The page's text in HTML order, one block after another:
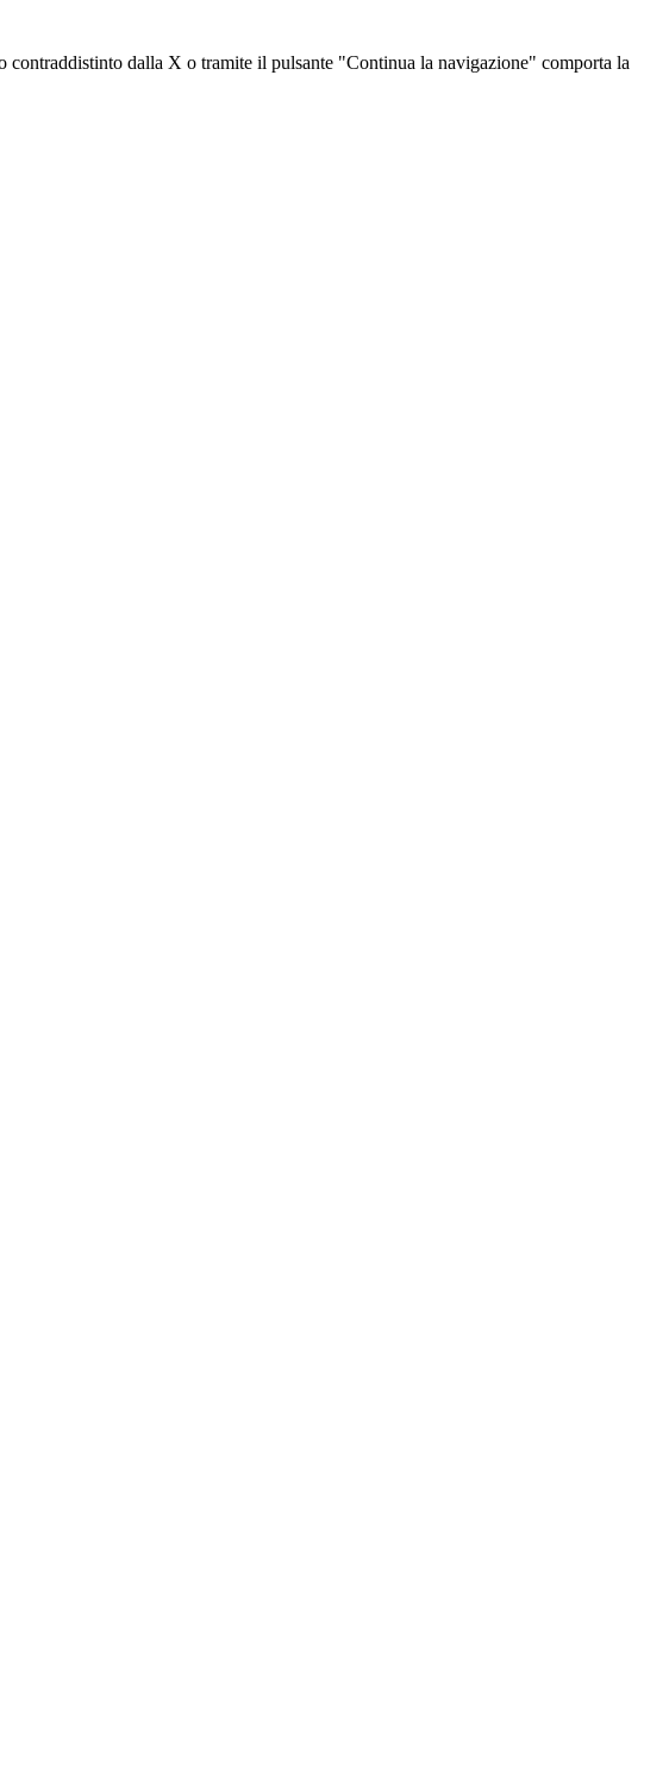
dalla X o tramite il pulsante "Continua la navigazione" comporta la